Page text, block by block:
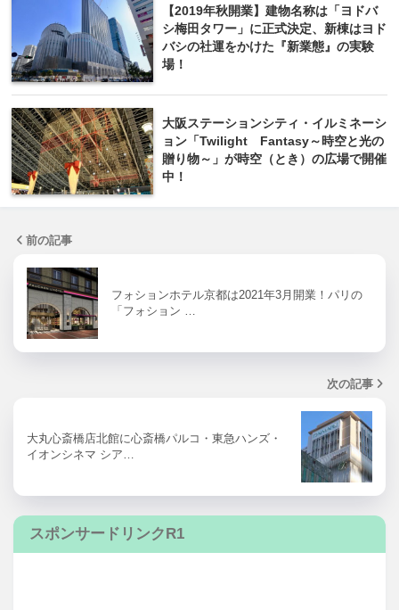
【2019年秋開業】建物名称は「ヨドバ
シ梅田タワー」に正式決定、新棟はヨド
バシの社運をかけた『新業態』の実験
場！
大阪ステーションシティ・イルミネーシ
ョン「Twilight Fantasy～時空と光の
贈り物～」が時空（とき）の広場で開催
中！
前の記事
フォションホテル京都は2021年3月開業！パリの
「フォション …
次の記事
大丸心斎橋店北館に心斎橋パルコ・東急ハンズ・
イオンシネマ シア…
スポンサードリンクR1